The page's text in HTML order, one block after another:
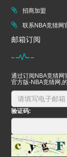
招商加盟
联系NBA竞猜网
邮箱订阅
通过订阅NBA竞猜网
官方版-NBA竞猜网,
验证码: